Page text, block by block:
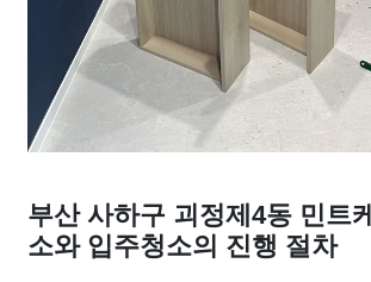
부산 사하구 괴정제4동 민트
소와 입주청소의 진행 절차